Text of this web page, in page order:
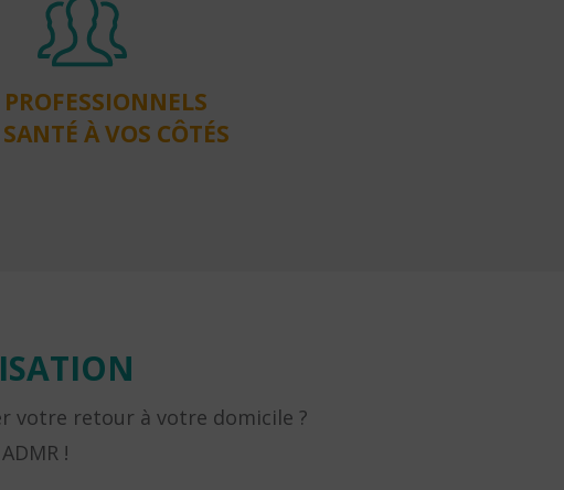
PROFESSIONNELS
À VOS CÔTÉS
votre retour à votre domicile ?
!